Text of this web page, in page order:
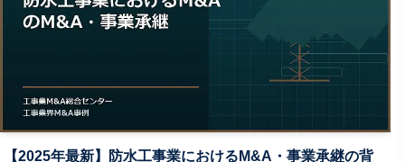
【2025年最新】防水工事業におけるM&A・事業承継の背